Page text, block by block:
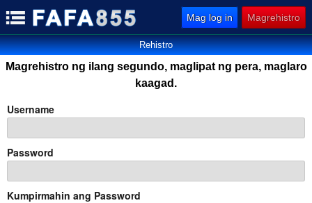
Mag log in Magrehistro
Rehistro
Magrehistro ng ilang segundo, maglipat ng pera, maglaro
kaagad.
Username
Password
Kumpirmahin ang Password